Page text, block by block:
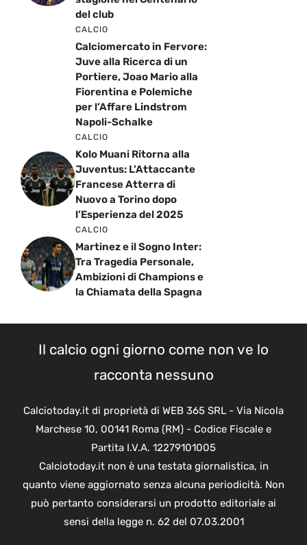
del club
CALCIO
Calciomercato in Fervore:
Juve alla Ricerca di un
Portiere, Joao Mario alla
Fiorentina e Polemiche
per l’Affare Lindstrom
Napoli-Schalke
CALCIO
Kolo Muani Ritorna alla
Juventus: L’Attaccante
Francese Atterra di
Nuovo a Torino dopo
l’Esperienza del 2025
CALCIO
Martinez e il Sogno Inter:
Tra Tragedia Personale,
Ambizioni di Champions e
la Chiamata della Spagna
Il calcio ogni giorno come non ve lo
racconta nessuno
Calciotoday.it di proprietà di WEB 365 SRL - Via Nicola
Marchese 10, 00141 Roma (RM) - Codice Fiscale e
Partita I.V.A. 12279101005
Calciotoday.it non è una testata giornalistica, in
quanto viene aggiornato senza alcuna periodicità. Non
può pertanto considerarsi un prodotto editoriale ai
sensi della legge n. 62 del 07.03.2001